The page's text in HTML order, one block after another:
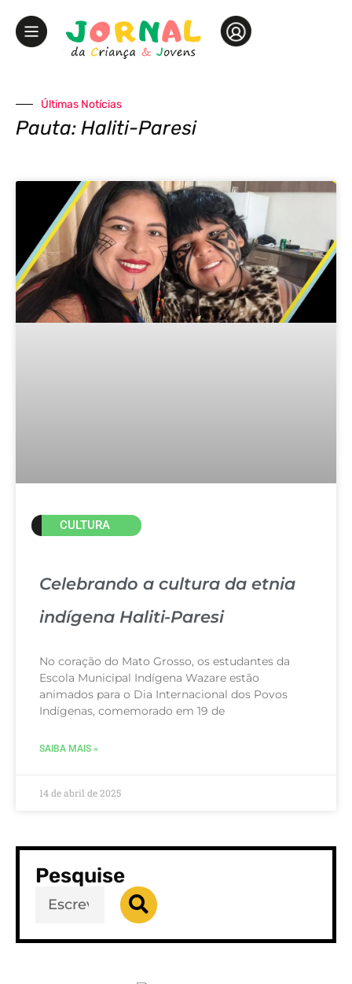
Últimas Notícias
Pauta: Haliti-Paresi
CULTURA
Celebrando a cultura da etnia
indígena Haliti-Paresi
No coração do Mato Grosso, os estudantes da
Escola Municipal Indígena Wazare estão
animados para o Dia Internacional dos Povos
Indígenas, comemorado em 19 de
SAIBA MAIS »
14 de abril de 2025
Pesquise